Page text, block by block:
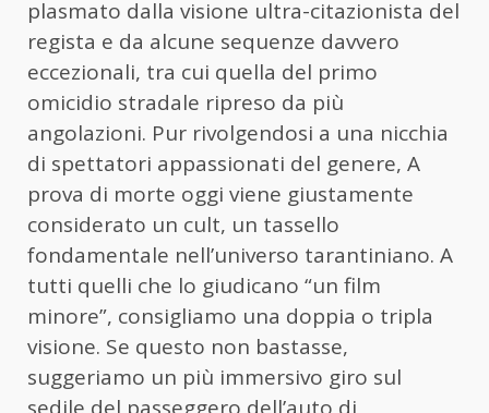
plasmato dalla visione ultra-citazionista del
regista e da alcune sequenze davvero
eccezionali, tra cui quella del primo
omicidio stradale ripreso da più
angolazioni. Pur rivolgendosi a una nicchia
di spettatori appassionati del genere, A
prova di morte oggi viene giustamente
considerato un cult, un tassello
fondamentale nell’universo tarantiniano. A
tutti quelli che lo giudicano “un film
minore”, consigliamo una doppia o tripla
visione. Se questo non bastasse,
suggeriamo un più immersivo giro sul